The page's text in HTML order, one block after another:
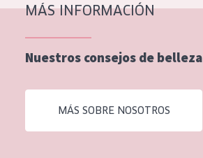
Piel normal y seca
Piel mixata o grasa
Piel madura
Piel expuesta al sol
Piel menopáusica
MÁS INFORMACIÓN
Nuestros consejos de belleza
MÁS SOBRE NOSOTROS